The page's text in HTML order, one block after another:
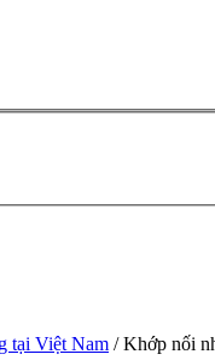
tại Việt Nam / Khớp nối